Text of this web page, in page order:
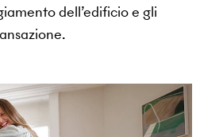
dell’edificio e gli